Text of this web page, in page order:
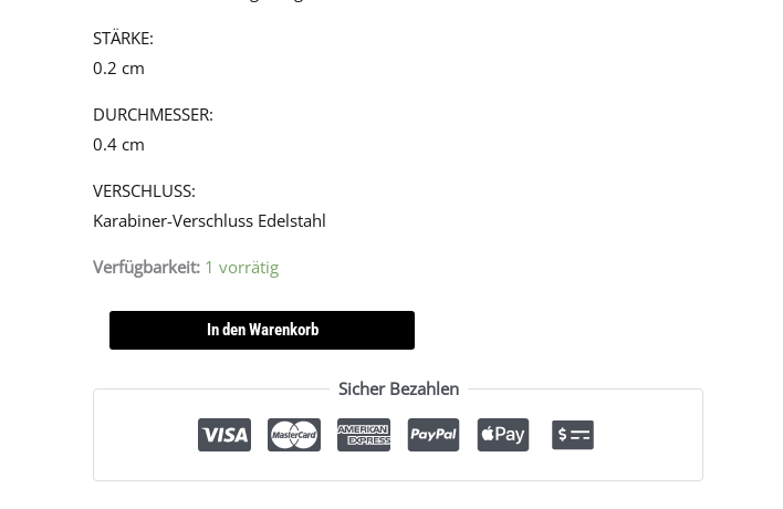
STÄRKE:
0.2 cm
DURCHMESSER:
0.4 cm
VERSCHLUSS:
Karabiner-Verschluss Edelstahl
Verfügbarkeit: 1 vorrätig
In den Warenkorb
Sicher Bezahlen